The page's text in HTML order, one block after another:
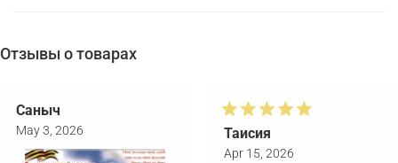
Отзывы о товарах
Саныч
May 3, 2026 Таисия
Apr 15, 2026